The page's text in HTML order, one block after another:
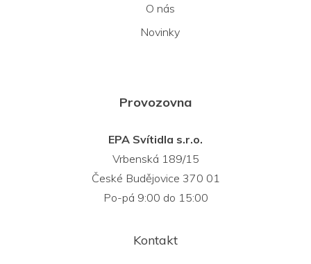
O nás
Novinky
Provozovna
EPA Svítidla s.r.o.
Vrbenská 189/15
České Budějovice 370 01
Po-pá 9:00 do 15:00
Kontakt